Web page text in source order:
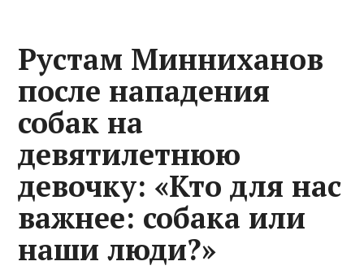
Рустам Минниханов
после нападения
собак на
девятилетнюю
девочку: «Кто для нас
важнее: собака или
наши люди?»